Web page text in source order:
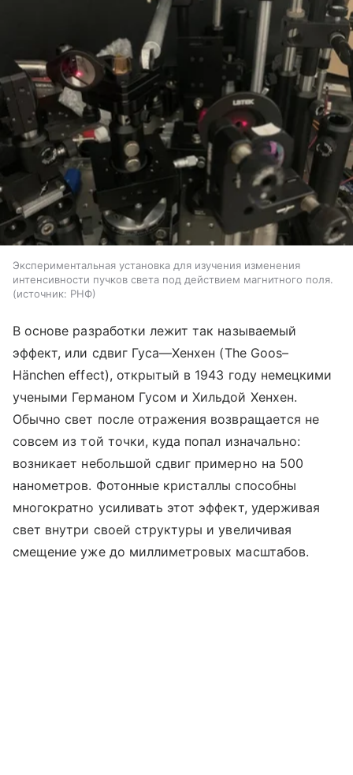
Экспериментальная установка для изучения изменения
интенсивности пучков света под действием магнитного поля.
источник: РНФ
В основе разработки лежит так называемый
эффект, или сдвиг Гуса—Хенхен (The Goos–
Hänchen effect), открытый в 1943 году немецкими
учеными Германом Гусом и Хильдой Хенхен.
Обычно свет после отражения возвращается не
совсем из той точки, куда попал изначально:
возникает небольшой сдвиг примерно на 500
нанометров. Фотонные кристаллы способны
многократно усиливать этот эффект, удерживая
свет внутри своей структуры и увеличивая
смещение уже до миллиметровых масштабов.